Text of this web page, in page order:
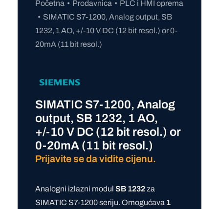
Početna Prodavnica
PLC i HMI oprema
SIMATIC S7-1200, Analog output, SB
1232, 1 AO, +/-10 V DC (12 bit resol.) or 0-
20mA (11 bit resol.)
SIMATIC S7-1200, Analog
output, SB 1232, 1 AO,
+/-10 V DC (12 bit resol.) or
0-20mA (11 bit resol.)
Prijavite se da vidite cijenu.
Analogni izlazni modul SB 1232za
SIMATIC S7-1200 seriju. Omogućava 1